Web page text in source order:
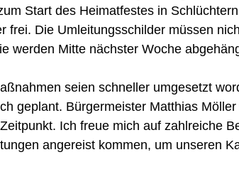
Start des Heimatfestes in
frei. Die Umleitungsschilder müssen
werden Mitte nächster Woche
seien schneller umgesetzt
geplant. Bürgermeister Matthias
Ich freue mich auf zahlreiche
angereist kommen, um unseren